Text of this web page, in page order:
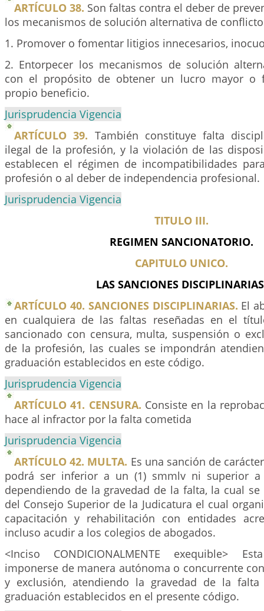
ARTÍCULO 38. Son faltas contra el deber de
los mecanismos de solución alternativa de
1. Promover o fomentar litigios innecesarios,
2. Entorpecer los mecanismos de solución
con el propósito de obtener un lucro mayor o
propio beneficio.
Jurisprudencia Vigencia
ARTÍCULO 39. También constituye falta
ilegal de la profesión, y la violación de las
establecen el régimen de incompatibilidades
profesión o al deber de independencia profesional.
Jurisprudencia Vigencia
TITULO III.
REGIMEN SANCIONATORIO.
CAPITULO UNICO.
LAS SANCIONES
ARTÍCULO 40. SANCIONES DISCIPLINARIAS. El
en cualquiera de las faltas reseñadas en el
sancionado con censura, multa, suspensión o
de la profesión, las cuales se impondrán
graduación establecidos en este código.
Jurisprudencia Vigencia
ARTÍCULO 41. CENSURA. Consiste en la
hace al infractor por la falta cometida
Jurisprudencia Vigencia
ARTÍCULO 42. MULTA. Es una sanción de
podrá ser inferior a un (1) smmlv ni superior a
dependiendo de la gravedad de la falta, la cual
del Consejo Superior de la Judicatura el cual
capacitación y rehabilitación con entidades
incluso acudir a los colegios de abogados.
<Inciso CONDICIONALMENTE exequible>
imponerse de manera autónoma o concurrente
y exclusión, atendiendo la gravedad de la
graduación establecidos en el presente código.